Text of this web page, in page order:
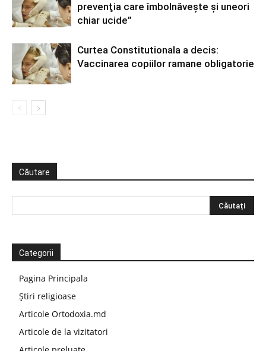
prevenţia care îmbolnăveşte şi uneori
chiar ucide”
Curtea Constitutionala a decis:
Vaccinarea copiilor ramane obligatorie
Căutare
Categorii
Pagina Principala
Știri religioase
Articole Ortodoxia.md
Articole de la vizitatori